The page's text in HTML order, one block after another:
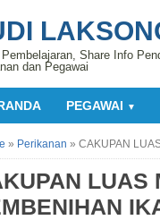
Pembelajaran, Share Info
dan Pegawai
PEGAWAI ▼
» Perikanan » CAKUPAN
LUAS